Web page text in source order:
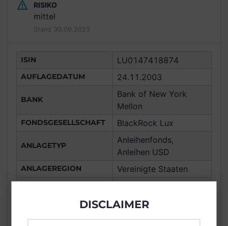
RISIKO
mittel
Stand 30.09.2023
ISIN LU0147418874
AUFLAGEDATUM 24.11.2003
BANK
Bank of New York
Mellon
FONDSGESELLSCHAFT BlackRock Lux
ANLAGETYP
Anleihenfonds,
Anleihen USD
ANLAGEREGION Vereinigte Staaten
USD
Chile, Gibraltar, Macau,
DISCLAIMER